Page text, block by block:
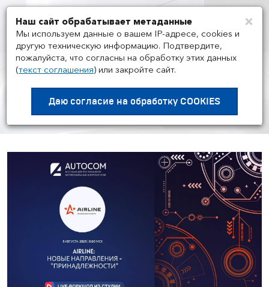
НОВОСТИ ГРУППЫ И РЫНКА
Воркшоп Академии AUTOCOM
с представителем бренда AIRLINE
×
Наш сайт обрабатывает метаданные
Мы используем данные о вашем IP-адресе, cookies и
другую техническую информацию. Подтвердите,
пожалуйста, что согласны на обработку этих данных
(текст соглашения) или закройте сайт.
Даю согласие на обработку COOKIES